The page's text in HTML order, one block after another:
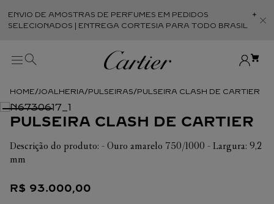
ENVIO DE AMOSTRAS DE PERFUMES EM PEDIDOS
SELECIONADOS | ENTREGA CORTESIA PARA TODO BRASIL
JOALHERIA PULSEIRAS PULSEIRA CLASH DE CARTIER
PULSEIRA CLASH DE CARTIER
Descrição do produto: - Ouro amarelo 750/1000 - Largura: 9,2
mm
R$ 93.000,00